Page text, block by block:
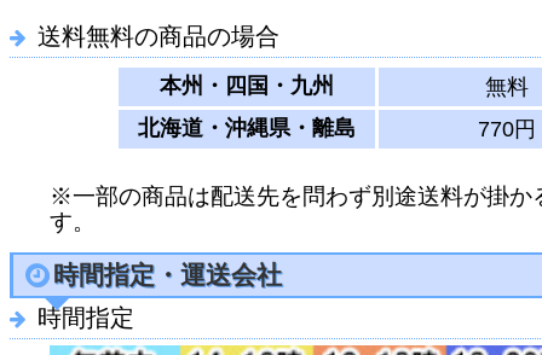
送料無料の商品の場合
本州・四国・九州
無料
北海道・沖縄県・離島
770円
※一部の商品は配送先を問わず別途送料が掛か
す。
時間指定・運送会社
時間指定